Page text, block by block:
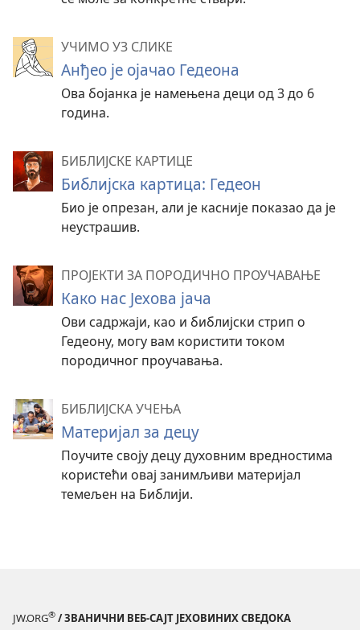
УЧИМО УЗ СЛИКЕ
Анђео је ојачао Гедеона
Ова бојанка је намењена деци од 3 до 6
година.
БИБЛИЈСКЕ КАРТИЦЕ
Библијска картица: Гедеон
Био је опрезан, али је касније показао да је
неустрашив.
ПРОЈЕКТИ ЗА ПОРОДИЧНО ПРОУЧАВАЊЕ
Како нас Јехова јача
Ови садржаји, као и библијски стрип о
Гедеону, могу вам користити током
породичног проучавања.
БИБЛИЈСКА УЧЕЊА
Материјал за децу
Поучите своју децу духовним вредностима
користећи овај занимљиви материјал
темељен на Библији.
JW.ORG® / ЗВАНИЧНИ ВЕБ-САЈТ ЈЕХОВИНИХ СВЕДОКА